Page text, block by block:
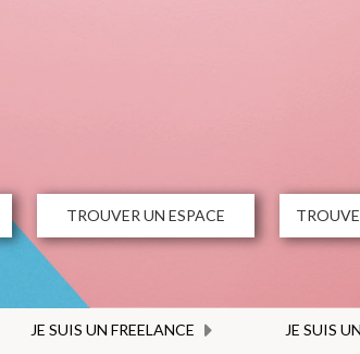
TROUVER UN ESPACE
JE SUIS UN FREELANCE JE SUIS